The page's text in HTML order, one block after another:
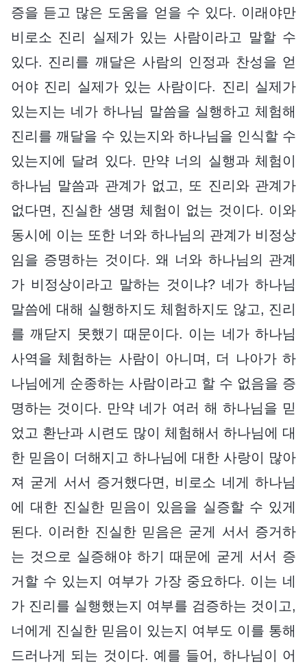
증을 듣고 많은 도움을 얻을 수 있다. 이래야만
비로소 진리 실제가 있는 사람이라고 말할 수
있다. 진리를 깨달은 사람의 인정과 찬성을 얻
어야 진리 실제가 있는 사람이다. 진리 실제가
있는지는 네가 하나님 말씀을 실행하고 체험해
진리를 깨달을 수 있는지와 하나님을 인식할 수
있는지에 달려 있다. 만약 너의 실행과 체험이
하나님 말씀과 관계가 없고, 또 진리와 관계가
없다면, 진실한 생명 체험이 없는 것이다. 이와
동시에 이는 또한 너와 하나님의 관계가 비정상
임을 증명하는 것이다. 왜 너와 하나님의 관계
가 비정상이라고 말하는 것이냐? 네가 하나님
말씀에 대해 실행하지도 체험하지도 않고, 진리
를 깨닫지 못했기 때문이다. 이는 네가 하나님
사역을 체험하는 사람이 아니며, 더 나아가 하
나님에게 순종하는 사람이라고 할 수 없음을 증
명하는 것이다. 만약 네가 여러 해 하나님을 믿
었고 환난과 시련도 많이 체험해서 하나님에 대
한 믿음이 더해지고 하나님에 대한 사랑이 많아
져 굳게 서서 증거했다면, 비로소 네게 하나님
에 대한 진실한 믿음이 있음을 실증할 수 있게
된다. 이러한 진실한 믿음은 굳게 서서 증거하
는 것으로 실증해야 하기 때문에 굳게 서서 증
거할 수 있는지 여부가 가장 중요하다. 이는 네
가 진리를 실행했는지 여부를 검증하는 것이고,
너에게 진실한 믿음이 있는지 여부도 이를 통해
드러나게 되는 것이다. 예를 들어, 하나님이 어